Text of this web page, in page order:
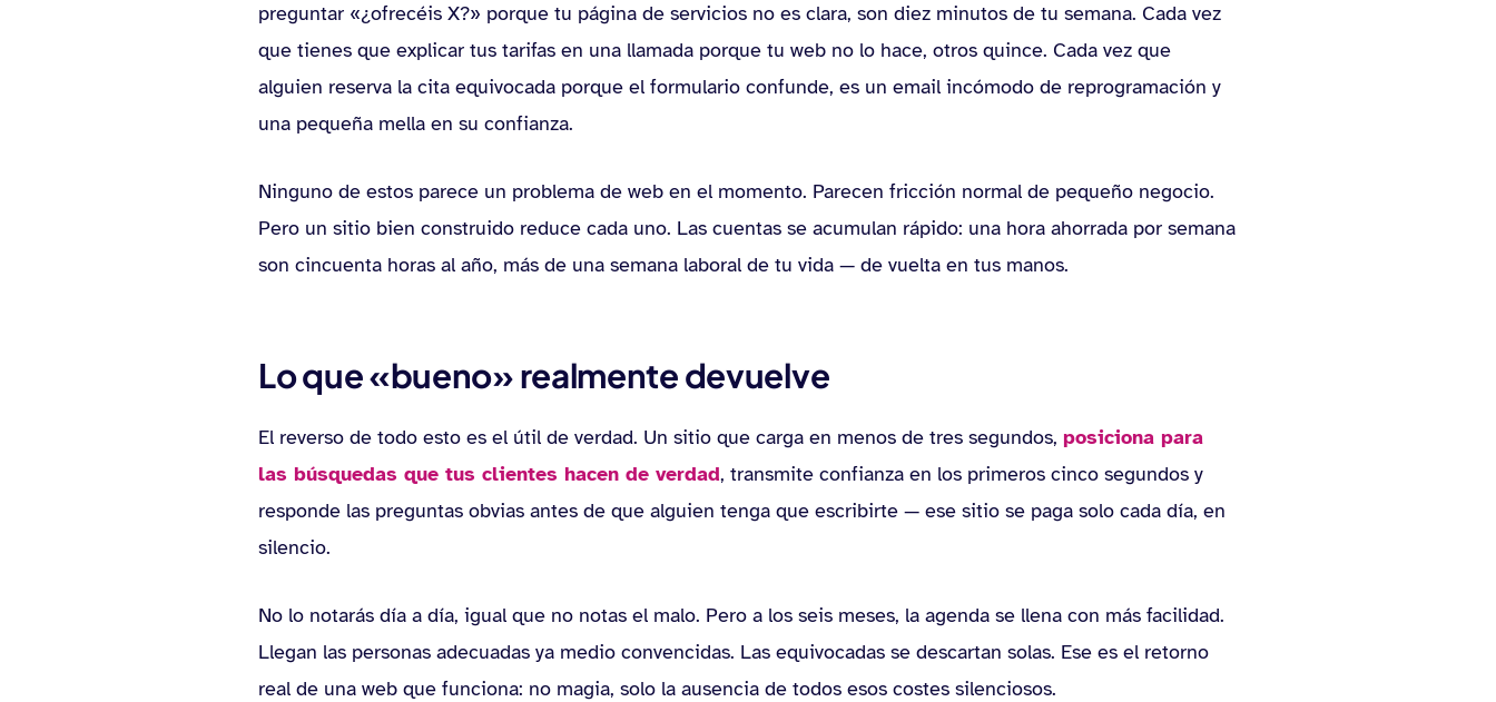
preguntar «¿ofrecéis X?» porque tu página de servicios no es clara, son diez minutos de tu semana. Cada vez
que tienes que explicar tus tarifas en una llamada porque tu web no lo hace, otros quince. Cada vez que
alguien reserva la cita equivocada porque el formulario confunde, es un email incómodo de reprogramación y
una pequeña mella en su confianza.
Ninguno de estos parece un problema de web en el momento. Parecen fricción normal de pequeño negocio.
Pero un sitio bien construido reduce cada uno. Las cuentas se acumulan rápido: una hora ahorrada por semana
son cincuenta horas al año, más de una semana laboral de tu vida — de vuelta en tus manos.
Lo que «bueno» realmente devuelve
El reverso de todo esto es el útil de verdad. Un sitio que carga en menos de tres segundos, posiciona para
las búsquedas que tus clientes hacen de verdad, transmite confianza en los primeros cinco segundos y
responde las preguntas obvias antes de que alguien tenga que escribirte — ese sitio se paga solo cada día, en
silencio.
No lo notarás día a día, igual que no notas el malo. Pero a los seis meses, la agenda se llena con más facilidad.
Llegan las personas adecuadas ya medio convencidas. Las equivocadas se descartan solas. Ese es el retorno
real de una web que funciona: no magia, solo la ausencia de todos esos costes silenciosos.